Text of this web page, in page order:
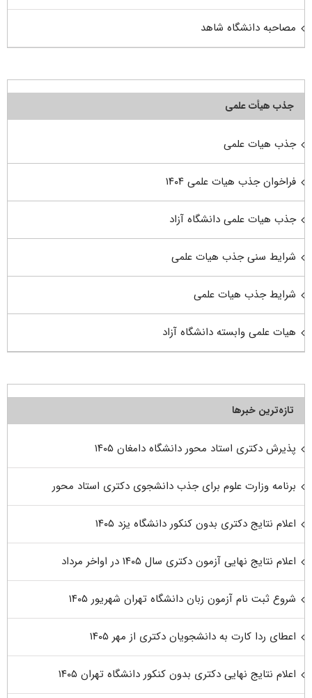
مصاحبه دانشگاه شاهد
جذب هیأت علمی
جذب هیات علمی
فراخوان جذب هیات علمی ۱۴۰۴
جذب هیات علمی دانشگاه آزاد
شرایط سنی جذب هیات علمی
شرایط جذب هیات علمی
هیات علمی وابسته دانشگاه آزاد
تازه‌ترین خبرها
پذیرش دکتری استاد محور دانشگاه دامغان ۱۴۰۵
برنامه وزارت علوم برای جذب دانشجوی دکتری استاد محور
اعلام نتایج دکتری بدون کنکور دانشگاه یزد ۱۴۰۵
اعلام نتایج نهایی آزمون دکتری سال ۱۴۰۵ در اواخر مرداد
شروع ثبت نام آزمون زبان دانشگاه تهران شهریور ۱۴۰۵
اعطای ردا کارت به دانشجویان دکتری از مهر ۱۴۰۵
اعلام نتایج نهایی دکتری بدون کنکور دانشگاه تهران ۱۴۰۵